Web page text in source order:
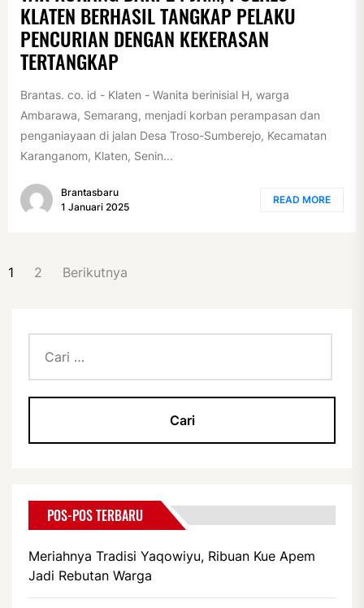
KLATEN BERHASIL TANGKAP PELAKU
PENCURIAN DENGAN KEKERASAN
TERTANGKAP
Brantas. co. id - Klaten - Wanita berinisial H, warga
Ambarawa, Semarang, menjadi korban perampasan dan
penganiayaan di jalan Desa Troso-Sumberejo, Kecamatan
Karanganom, Klaten, Senin...
Brantasbaru
1 Januari 2025
READ MORE
PAGINASI
1 2 Berikutnya
untuk:
POS-POS TERBARU
Meriahnya Tradisi Yaqowiyu, Ribuan Kue Apem
Jadi Rebutan Warga